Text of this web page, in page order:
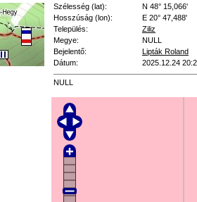
Szélesség (lat):
N 48° 15,066'
Hosszúság (lon):
E 20° 47,488'
Település:
Ziliz
Megye:
NULL
Bejelentő:
Lipták Roland
Dátum:
2025.12.24
NULL